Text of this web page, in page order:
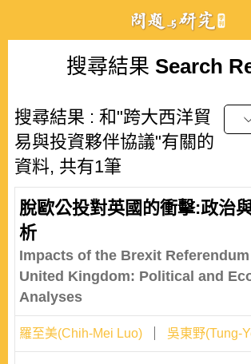
搜尋結果 Search
搜尋結果 : 和"跨大西洋貿
易與投資夥伴協議"有關的
資料, 共有1筆
脫歐公投對英國的衝擊:政治
析
Impacts of the Brexit
United Kingdom: Political and
Analyses
羅至美(Chih-Mei Luo) 吳東野(Tung-